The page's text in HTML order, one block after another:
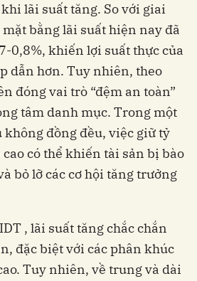
lãi suất tăng. So với giai
bằng lãi suất hiện nay đã
0,8%, khiến lợi suất thực của
dẫn hơn. Tuy nhiên, theo
đóng vai trò “đệm an toàn”
tâm danh mục. Trong một
không đồng đều, việc giữ tỷ
có thể khiến tài sản bị bào
bỏ lỡ các cơ hội tăng trưởng
, lãi suất tăng chắc chắn
đặc biệt với các phân khúc
Tuy nhiên, về trung và dài